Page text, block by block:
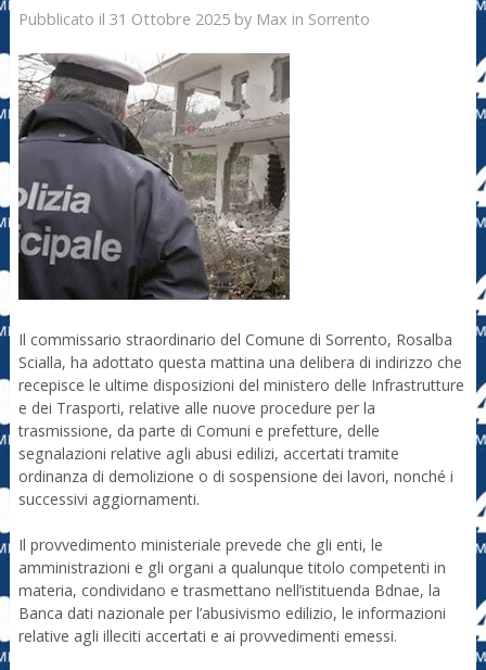
Pubblicato il 31 Ottobre 2025by Max in Sorrento
Il commissario straordinario del Comune di Sorrento, Rosalba
Scialla, ha adottato questa mattina una delibera di indirizzo che
recepisce le ultime disposizioni del ministero delle Infrastrutture
e dei Trasporti, relative alle nuove procedure per la
trasmissione, da parte di Comuni e prefetture, delle
segnalazioni relative agli abusi edilizi, accertati tramite
ordinanza di demolizione o di sospensione dei lavori, nonché i
successivi aggiornamenti.
Il provvedimento ministeriale prevede che gli enti, le
amministrazioni e gli organi a qualunque titolo competenti in
materia, condividano e trasmettano nell’istituenda Bdnae, la
Banca dati nazionale per l’abusivismo edilizio, le informazioni
relative agli illeciti accertati e ai provvedimenti emessi.